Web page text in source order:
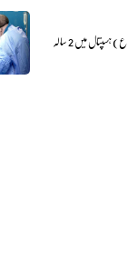
حرم مقدس حسینی کے خدیجہ الکبریٰ (ع) ہسپتال میں 2 سالہ